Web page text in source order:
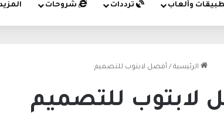
وألعاب ترددات شروحات
الرئيسية / أفضل لابتوب للتصميم
لابتوب للتصميم